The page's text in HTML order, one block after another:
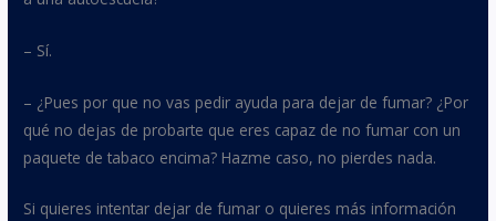
– Sí.
– ¿Pues por que no vas pedir ayuda para dejar de fumar? ¿Por
qué no dejas de probarte que eres capaz de no fumar con un
paquete de tabaco encima? Hazme caso, no pierdes nada.
Si quieres intentar dejar de fumar o quieres más información